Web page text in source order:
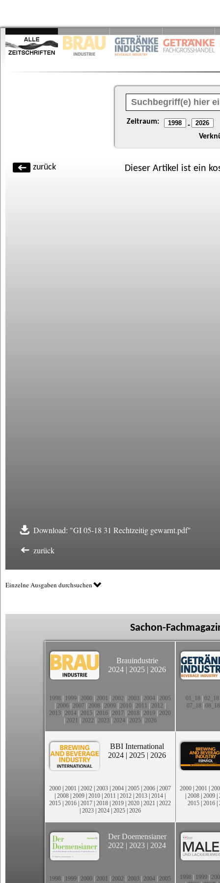
Zeitraum: -
zurück Dieser Artikel ist ein
Download: "GI 05-18 31 Rechtzeitig gewarnt.pdf"
zurück
Einzelne Ausgaben durchsuchen
Sachon-
Brauindustrie
2024 | 2025 | 2026
1998 1999 2000 2001 2002 2003 2004 2005
2006 2007 2008 2009 2010 2011 2012
2013 2014 2015 2016 2017 2018 2019 2020
2021 2022 2023| 2024| 2025| 2026
01_18| 02_18
07_18 08_18
BBI International
2024 | 2025 | 2026
2000 | 2001 | 2002 | 2003 | 2004 | 2005 | 2006 | 2007
| 2008 | 2009 | 2010 | 2011 | 2012 | 2013 | 2014 |
2015 | 2016 | 2017 | 2018 | 2019 | 2020 | 2021 | 2022
| 2023| 2024| 2025| 2026
2000 | 2001 |
| 2008 | 2009 |
2015 | 2016 |
Der Doemensianer
2022 | 2023 | 2024
1998 1999 2000 2001 2002 2003 2004 2005
1998 1999